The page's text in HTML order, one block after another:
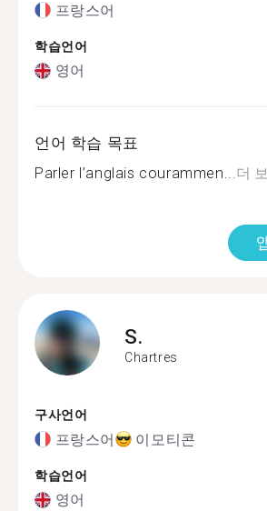
프랑스어
학습언어
영어
언어 학습 목표
Parler l’anglais courammen...더
S.
Chartres
구사언어
프랑스어 이모티콘
학습언어
영어